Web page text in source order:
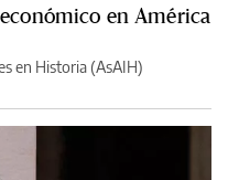
en América
en Historia (AsAIH)